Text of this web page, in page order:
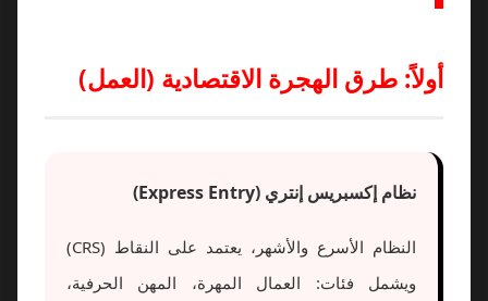
أولاً: طرق الهجرة الاقتصادية (العمل)
نظام إكسبريس إنتري (Express Entry)
النظام الأسرع والأشهر، يعتمد على النقاط (CRS)
ويشمل فئات: العمال المهرة، المهن الحرفية،